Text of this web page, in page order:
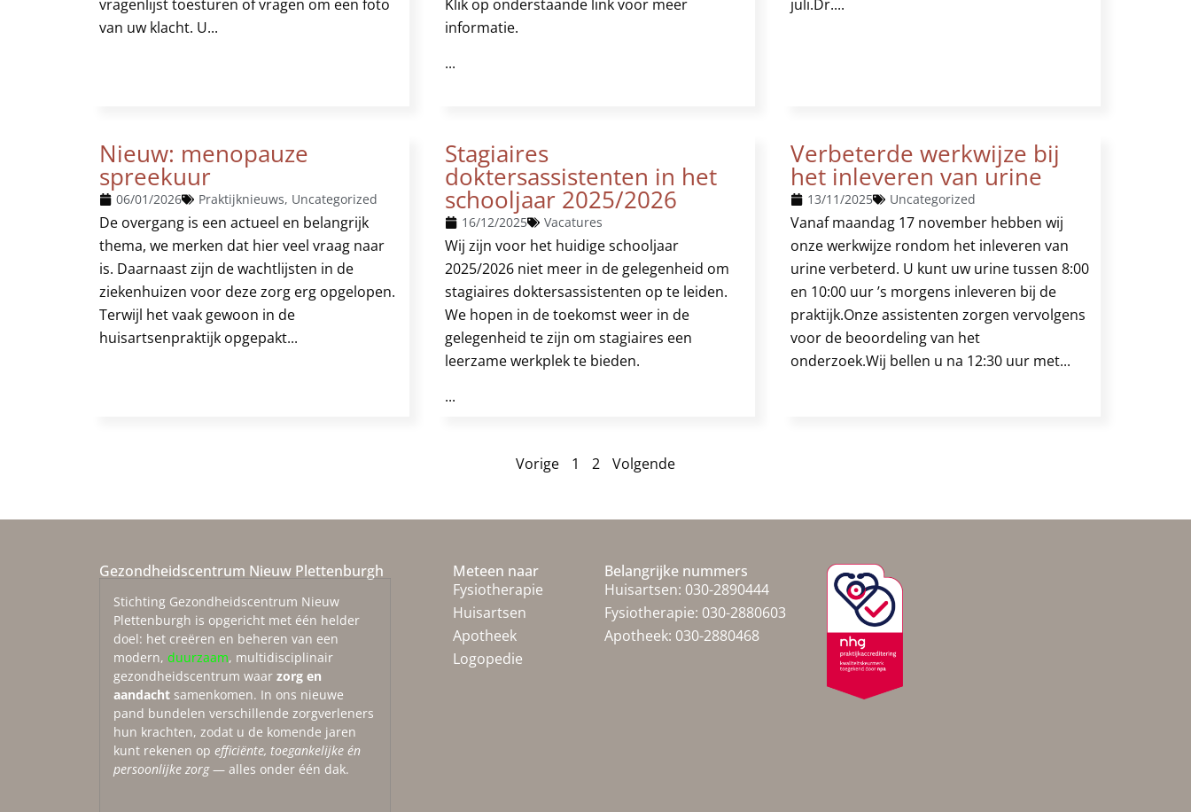
vragenlijst toesturen of vragen om een foto
van uw klacht. U...
Klik op onderstaande link voor meer
informatie.
...
juli.Dr....
Nieuw: menopauze
spreekuur
06/01/2026 Praktijknieuws, Uncategorized
De overgang is een actueel en belangrijk
thema, we merken dat hier veel vraag naar
is. Daarnaast zijn de wachtlijsten in de
ziekenhuizen voor deze zorg erg opgelopen.
Terwijl het vaak gewoon in de
huisartsenpraktijk opgepakt...
Stagiaires
doktersassistenten in het
schooljaar 2025/2026
16/12/2025 Vacatures
Wij zijn voor het huidige schooljaar
2025/2026 niet meer in de gelegenheid om
stagiaires doktersassistenten op te leiden.
We hopen in de toekomst weer in de
gelegenheid te zijn om stagiaires een
leerzame werkplek te bieden.
...
Verbeterde werkwijze bij
het inleveren van urine
13/11/2025 Uncategorized
Vanaf maandag 17 november hebben wij
onze werkwijze rondom het inleveren van
urine verbeterd. U kunt uw urine tussen 8:00
en 10:00 uur ’s morgens inleveren bij de
praktijk.Onze assistenten zorgen vervolgens
voor de beoordeling van het
onderzoek.Wij bellen u na 12:30 uur met...
Vorige 1 2 Volgende
Gezondheidscentrum Nieuw Plettenburgh
Stichting Gezondheidscentrum Nieuw
Plettenburgh is opgericht met één helder
doel: het creëren en beheren van een
modern, duurzaam, multidisciplinair
gezondheidscentrum waar zorg en
aandacht samenkomen. In ons nieuwe
pand bundelen verschillende zorgverleners
hun krachten, zodat u de komende jaren
kunt rekenen op efficiënte, toegankelijke én
persoonlijke zorg— alles onder één dak.
Meteen naar
Fysiotherapie
Huisartsen
Apotheek
Logopedie
Belangrijke nummers
Huisartsen: 030-2890444
Fysiotherapie: 030-2880603
Apotheek: 030-2880468